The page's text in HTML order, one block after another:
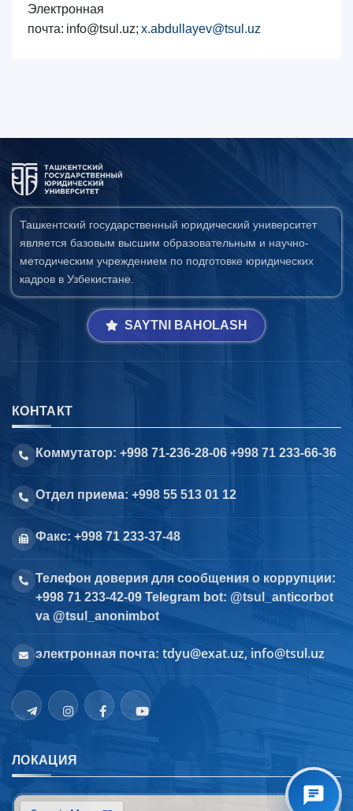
Электронная
почта: info@tsul.uz; x.abdullayev@tsul.uz
Ташкентский государственный юридический университет
является базовым высшим образовательным и научно-
методическим учреждением по подготовке юридических
кадров в Узбекистане.
SAYTNI BAHOLASH
КОНТАКТ
Коммутатор: +998 71-236-28-06 +998 71 233-66-36
Отдел приема: +998 55 513 01 12
Факс: +998 71 233-37-48
Телефон доверия для сообщения о коррупции:
+998 71 233-42-09 Telegram bot: @tsul_anticorbot
va @tsul_anonimbot
электронная почта: tdyu@exat.uz, info@tsul.uz
ЛОКАЦИЯ